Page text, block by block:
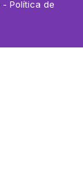
- Política de